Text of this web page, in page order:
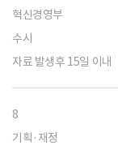
혁신경영부
수시
자료 발생후 15일 이내
8
기획·재정